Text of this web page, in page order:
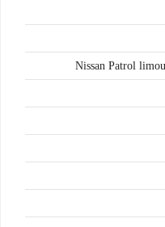
Nissan Patrol